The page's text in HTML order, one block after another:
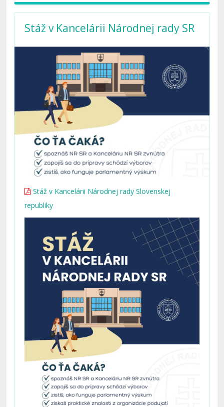
Stáž v Kancelárii Národnej rady SR
Stáž v Kancelárii Národnej rady Slovenskej
republiky